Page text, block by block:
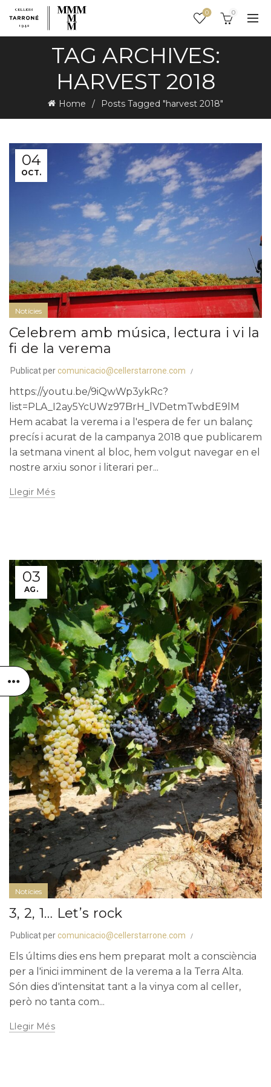
0 0
TAG ARCHIVES:
HARVEST 2018
Home Posts Tagged "harvest 2018"
04
OCT.
Notícies
Celebrem amb música, lectura i vi la
fi de la verema
Publicat per comunicacio@cellerstarrone.com
https://youtu.be/9iQwWp3ykRc?
list=PLA_I2ay5YcUWz97BrH_lVDetmTwbdE9lM
Hem acabat la verema i a l'espera de fer un balanç
precís i acurat de la campanya 2018 que publicarem
la setmana vinent al bloc, hem volgut navegar en el
nostre arxiu sonor i literari per...
Llegir Més
03
AG.
Notícies
3, 2, 1… Let’s rock
Publicat per comunicacio@cellerstarrone.com
Els últims dies ens hem preparat molt a consciència
per a l'inici imminent de la verema a la Terra Alta.
Són dies d'intensitat tant a la vinya com al celler,
però no tanta com...
Llegir Més